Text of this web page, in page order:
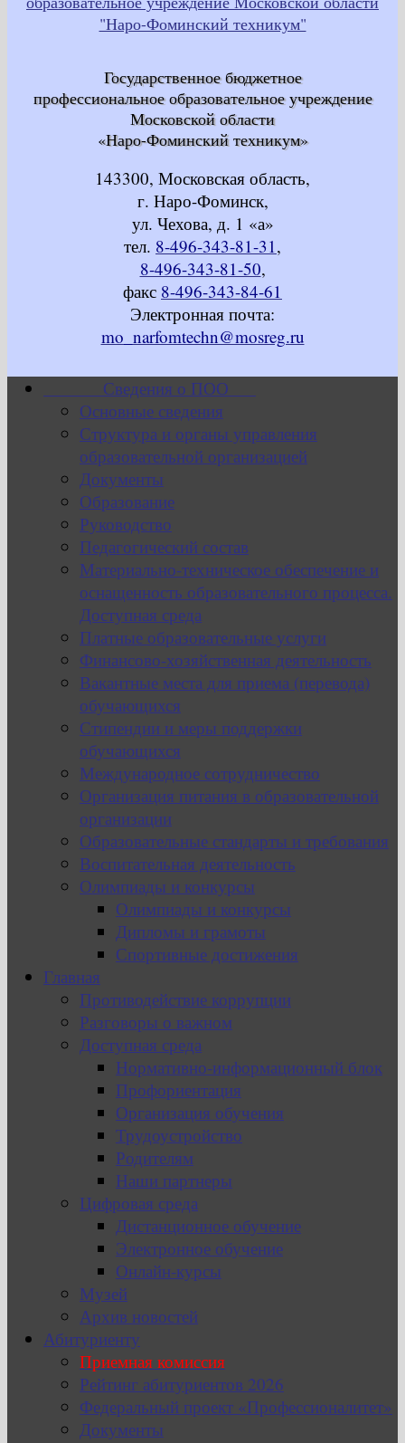
Государственное бюджетное
профессиональное образовательное учреждение
Московской области
«Наро-Фоминский техникум»
143300, Московская область,
г. Наро-Фоминск,
ул. Чехова, д. 1 «а»
тел. 8-496-343-81-31,
8-496-343-81-50,
факс 8-496-343-84-61
Электронная почта:
mo_narfomtechn@mosreg.ru
Сведения о ПОО
Основные сведения
Структура и органы управления
образовательной организацией
Документы
Образование
Руководство
Педагогический состав
Материально-техническое обеспечение и
оснащенность образовательного процесса.
Доступная среда
Платные образовательные услуги
Финансово-хозяйственная деятельность
Вакантные места для приема (перевода)
обучающихся
Стипендии и меры поддержки
обучающихся
Международное сотрудничество
Организация питания в образовательной
организации
Образовательные стандарты и требования
Воспитательная деятельность
Олимпиады и конкурсы
Олимпиады и конкурсы
Дипломы и грамоты
Спортивные достижения
Главная
Противодействие коррупции
Разговоры о важном
Доступная среда
Нормативно-информационный блок
Профориентация
Организация обучения
Трудоустройство
Родителям
Наши партнеры
Цифровая среда
Дистанционное обучение
Электронное обучение
Онлайн-курсы
Музей
Архив новостей
Абитуриенту
Приемная комиссия
Рейтинг абитуриентов 2026
Федеральный проект «Профессионалитет»
Документы